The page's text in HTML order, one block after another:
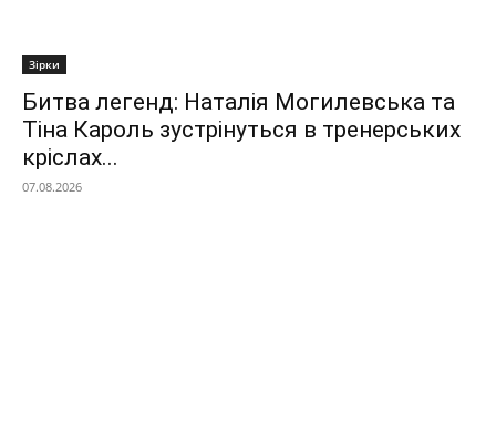
Зірки
Битва легенд: Наталія Могилевська та
Тіна Кароль зустрінуться в тренерських
кріслах...
07.08.2026